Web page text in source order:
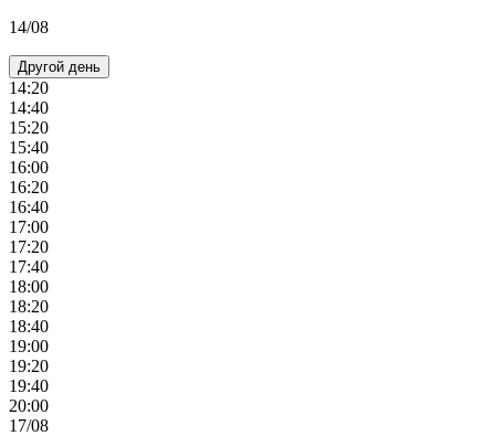
14/08
Другой день
14:20
14:40
15:20
15:40
16:00
16:20
16:40
17:00
17:20
17:40
18:00
18:20
18:40
19:00
19:20
19:40
20:00
17/08